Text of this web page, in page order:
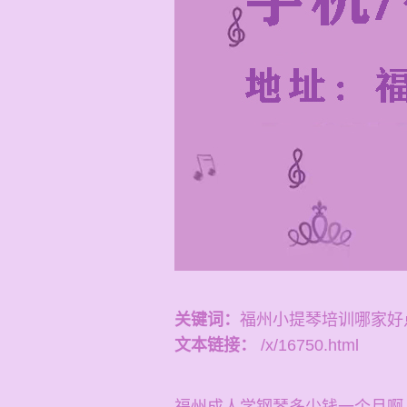
关键词： 福州小提琴培训哪家
文本链接：
/x/16750.html